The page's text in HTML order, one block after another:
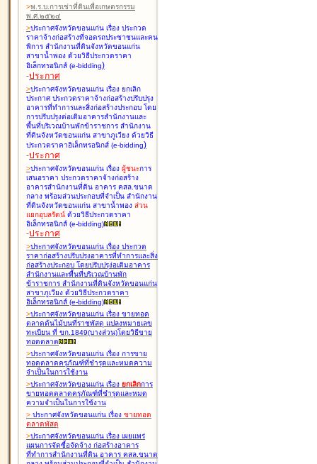
>พ.ร.บ.การเช่าที่ดินเพื่อเกษตรกรรม
พ.ศ.๒๕๒๔
>ประกาศจังหวัดขอนแก่น เรื่อง ประกวด
ราคาจ้างก่อสร้างที่จอดรถประชาชนและคน
พิการ สำนักงานที่ดินจังหวัดขอนแก่น
สาขาน้ำพอง ด้วยวิธีประกวดราคา
อิเล็กทรอนิกส์ (e-bidding)
-ประกาศ
>ประกาศจังหวัดขอนแก่น เรื่อง ยกเลิก
ประกาศ ประกวดราคาจ้างก่อสร้างปรับปรุง
อาคารที่ทำการและสิ่งก่อสร้างประกอบ โดย
การปรับปรุงต่อเติมอาคารสำนักงานและ
พื้นที่บริเวณบ้านพักข้าราชการ สำนักงาน
ที่ดินจังหวัดขอนแก่น สาขาภูเวียง ด้วยวิธี
ประกวดราคาอิเล็กทรอนิกส์ (e-bidding)
-ประกาศ
>ประกาศจังหวัดขอนแก่น เรื่อง ผู้ชนะการ
เสนอราคา ประกวดราคาจ้างก่อสร้าง
อาคารสำนักงานที่ดิน อาคาร คสล.ขนาด
กลาง พร้อมส่วนประกอบที่จำเป็น สำนักงาน
ที่ดินจังหวัดขอนแก่น สาขาน้ำพอง ส่วน
แยกอุบลรัตน์ ด้วยวิธีประกวดราคา
อิเล็กทรอนิกส์ (e-bidding)
-ประกาศ
>ประกาศจังหวัดขอนแก่น เรื่อง ประกวด
ราคาก่อสร้างปรับปรุงอาคารที่ทำการและสิ่ง
ก่อสร้างประกอบ โดยปรับปรุง่อเติมอาคาร
สำนักงานและพื้นที่บริเวณบ้านพัก
ข้าราชการ สำนักงานที่ดินจังหวัดขอนแก่น
สาขาภูเวียง ด้วยวิธีประกวดราคา
อิเล็กทรอนิกส์ (e-bidding)
>ประกาศจังหวัดขอนแก่น เรื่อง ขายทอด
ตลาดต้นไม้บนที่ราชพัสดุ แปลงหมายเลข
ทะเบียน ที่ ขก.1849(บางส่วน)โดยวิธีขาย
ทอดตลาด
>ประกาศจังหวัดขอนแก่น เรื่อง การขาย
ทอดตลาดครุภัณฑ์ที่ชำรุดและหมดความ
จำเป็นในการใช้งาน
>ประกาศจังหวัดขอนแก่น เรื่อง ยกเลิกการ
ขายทอดตลาดครุภัณฑ์ที่ชำรุดและหมด
ความจำเป็นในการใช้งาน
> ประกาศจังหวัดขอนแก่น เรื่อง ขายทอด
ตลาดพัสดุ
>ประกาศจังหวัดขอนแก่น เรื่อง เผยแพร่
แผนการจัดซื้อจัดจ้าง ก่อสร้างอาคาร
ที่ทำการสำนักงานที่ดิน อาคาร คสล.ขนาด